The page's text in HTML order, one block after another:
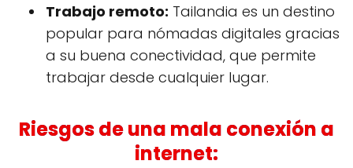
Trabajo remoto: Tailandia es un destino
popular para nómadas digitales gracias
a su buena conectividad, que permite
trabajar desde cualquier lugar.
Riesgos de una mala conexión a
internet: